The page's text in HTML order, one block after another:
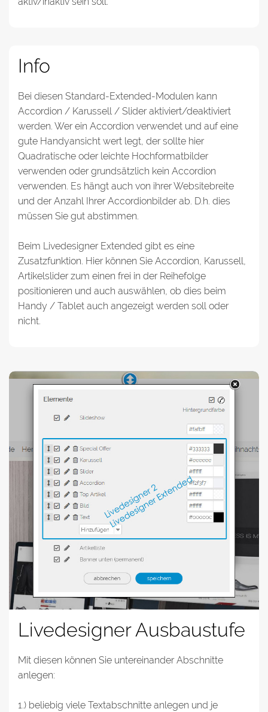
Info
Bei diesen Standard-Extended-Modulen kann
Accordion / Karussell / Slider aktiviert/deaktiviert
werden. Wer ein Accordion verwendet und auf eine
gute Handyansicht wert legt, der sollte hier
Quadratische oder leichte Hochformatbilder
verwenden oder grundsätzlich kein Accordion
verwenden. Es hängt auch von ihrer Websitebreite
und der Anzahl Ihrer Accordionbilder ab. D.h. dies
müssen Sie gut abstimmen.
Beim Livedesigner Extended gibt es eine
Zusatzfunktion. Hier können Sie Accordion, Karussell,
Artikelslider zum einen frei in der Reihefolge
positionieren und auch auswählen, ob dies beim
Handy / Tablet auch angezeigt werden soll oder
nicht.
Livedesigner Ausbaustufe
Mit diesen können Sie untereinander Abschnitte
anlegen:
1.) beliebig viele Textabschnitte anlegen und je